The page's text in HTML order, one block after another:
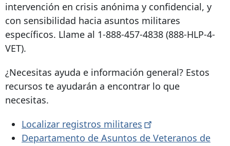
intervención en crisis anónima y confidencial, y
con sensibilidad hacia asuntos militares
específicos. Llame al 1-888-457-4838 (888-HLP-4-
VET).
¿Necesitas ayuda e información general? Estos
recursos te ayudarán a encontrar lo que
necesitas.
Localizar registros militares
Departamento de Asuntos de Veteranos de